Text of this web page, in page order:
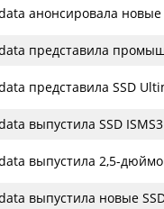
анонсировала новые
представила
представила SSD
выпустила SSD
выпустила 2,5-
выпустила новые